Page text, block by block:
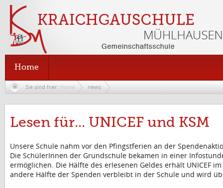
Home
Sie sind hier: Home news
Lesen für... UNICEF und KSM
Unsere Schule nahm vor den Pfingstferien an der
Die SchülerInnen der Grundschule bekamen in einer
ermöglichen. Die Hälfte des erlesenen Geldes erhält UNICEF
andere Hälfte der Spenden verbleibt in der Schule und wird